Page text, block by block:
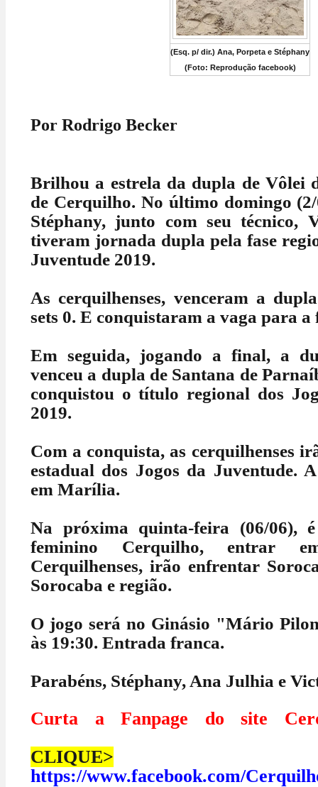
(Esq. p/ dir.) Ana, Porpeta e Stéphany
(Foto: Reprodução facebook)
Por Rodrigo Becker
Brilhou a estrela da dupla de Vôlei
de Cerquilho. No último domingo
Stéphany, junto com seu técnico,
tiveram jornada dupla pela fase
Juventude 2019.
As cerquilhenses, venceram a
sets 0. E conquistaram a vaga para a
Em seguida, jogando a final, a
venceu a dupla de Santana de
conquistou o título regional dos
2019.
Com a conquista, as cerquilhenses
estadual dos Jogos da Juventude.
em Marília.
Na próxima quinta-feira (06/06),
feminino Cerquilho, entrar
Cerquilhenses, irão enfrentar
Sorocaba e região.
O jogo será no Ginásio "Mário
às 19:30. Entrada franca.
Parabéns, Stéphany, Ana Julhia e
Curta a Fanpage do site
CLIQUE>
https://www.facebook.com/